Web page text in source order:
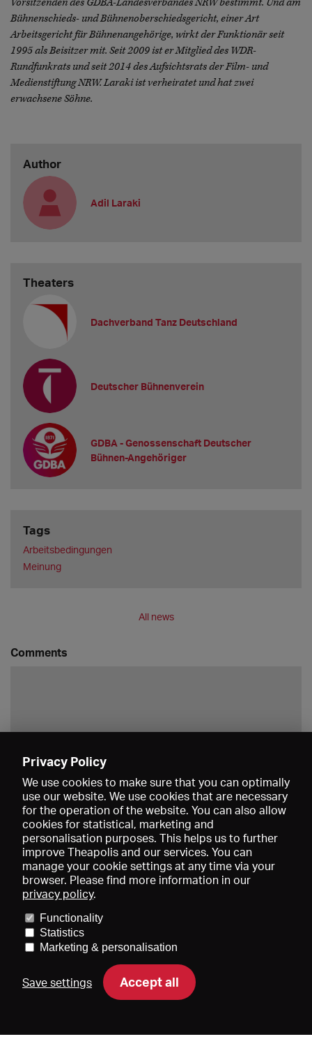
Bühnenschieds- und Bühnenoberschiedsgericht, einer Art
Arbeitsgericht für Bühnenangehörige, wirkt der Funktionär seit
1995 als Beisitzer mit. Seit 2009 ist er Mitglied des WDR-
Rundfunkrats und seit 2014 des Aufsichtsrats der Film- und
Medienstiftung NRW. Laraki ist verheiratet und hat zwei
erwachsene Söhne.
Author
Adil Laraki
Theaters
Dachverband Tanz Deutschland
Deutscher Bühnenverein
GDBA - Genossenschaft Deutscher
Bühnen-Angehöriger
Tags
Arbeitsbedingungen
Meinung
All news
Comments
About us
Imprint
DE EN FR
Privacy Policy
We use cookies to make sure that you can optimally
use our website. We use cookies that are necessary
for the operation of the website. You can also allow
cookies for statistical, marketing and
personalisation purposes. This helps us to further
improve Theapolis and our services. You can
manage your cookie settings at any time via your
browser. Please find more information in our
privacy policy.
Functionality
Statistics
Marketing & personalisation
Save settings Accept all